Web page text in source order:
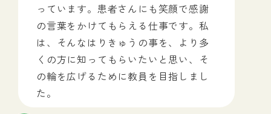
っています。患者さんにも笑顔で感謝
の言葉をかけてもらえる仕事です。私
は、そんなはりきゅうの事を、より多
くの方に知ってもらいたいと思い、そ
の輪を広げるために教員を目指しまし
た。